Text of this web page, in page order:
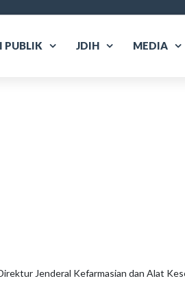
PUBLIK JDIH MEDIA
Jenderal Kefarmasian dan Alat